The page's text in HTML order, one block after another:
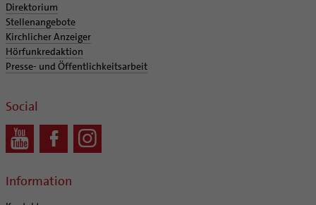
Direktorium
Stellenangebote
Kirchlicher Anzeiger
Hörfunkredaktion
Presse- und Öffentlichkeitsarbeit
Social
Information